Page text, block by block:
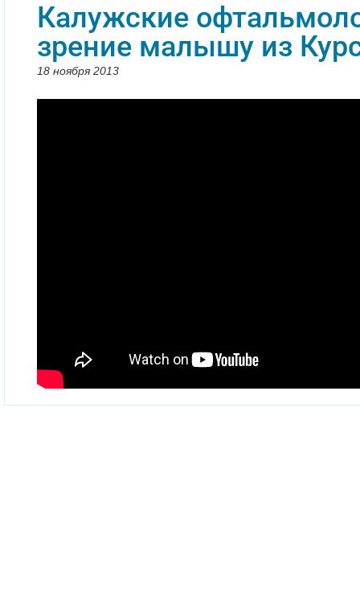
Калужские
зрение малышу из
18 ноября 2013